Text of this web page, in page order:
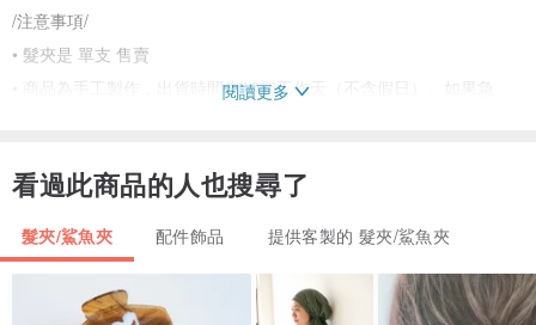
/注意事項/
• 髮夾是 單支 售賣
• 商品為手工製作，出貨時間為10個工作天（不含假日）。如果急
美主義者慎購喔
• 飾品均在日光下拍攝
閱讀更多
看過此商品的人也搜尋了
髮夾/鯊魚夾 配件飾品 提供客製的 髮夾/鯊魚夾